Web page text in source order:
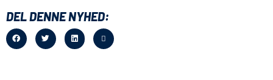
DEL DENNE NYHED: